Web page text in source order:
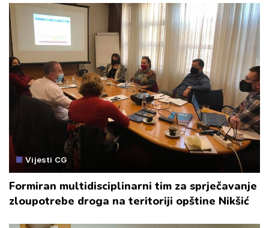
Vijesti CG
Formiran multidisciplinarni tim za sprječavanje
zloupotrebe droga na teritoriji opštine Nikšić